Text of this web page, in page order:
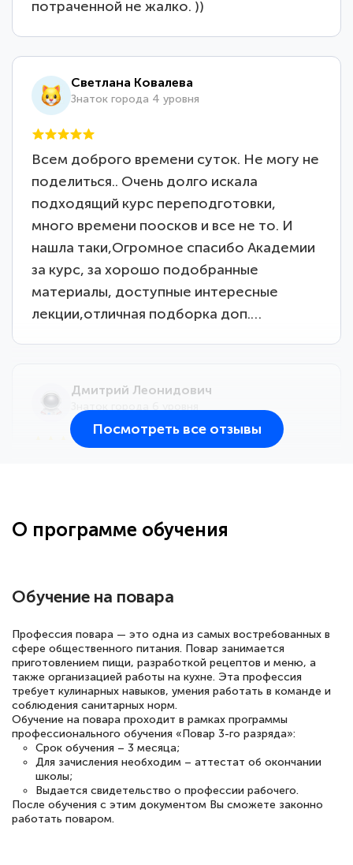
потраченной не жалко. ))
Светлана Ковалева
Знаток города 4 уровня
Всем доброго времени суток. Не могу не
поделиться.. Очень долго искала
подходящий курс переподготовки,
много времени поосков и все не то. И
нашла таки,Огромное спасибо Академии
за курс, за хорошо подобранные
материалы, доступные интересные
лекции,отличная подборка доп.…
Дмитрий Леонидович
большое количество методических
Елена Кравченко
Знаток города 5 уровня
18 марта 2026
Выражаю благодарность за курс
повышения квалификации "Эксперт ЕГЭ по
русскому языку и литературе". Много
полезных материалов помогли
подготовиться к тестированию. Это
Посмотреть все отзывы
О программе обучения
Обучение на повара
Профессия повара — это одна из самых востребованных в
сфере общественного питания. Повар занимается
приготовлением пищи, разработкой рецептов и меню, а
также организацией работы на кухне. Эта профессия
требует кулинарных навыков, умения работать в команде и
соблюдения санитарных норм.
Обучение на повара проходит в рамках программы
профессионального обучения «Повар 3-го разряда»:
Срок обучения – 3 месяца;
Для зачисления необходим – аттестат об окончании
школы;
Выдается свидетельство о профессии рабочего.
После обучения с этим документом Вы сможете законно
работать поваром.